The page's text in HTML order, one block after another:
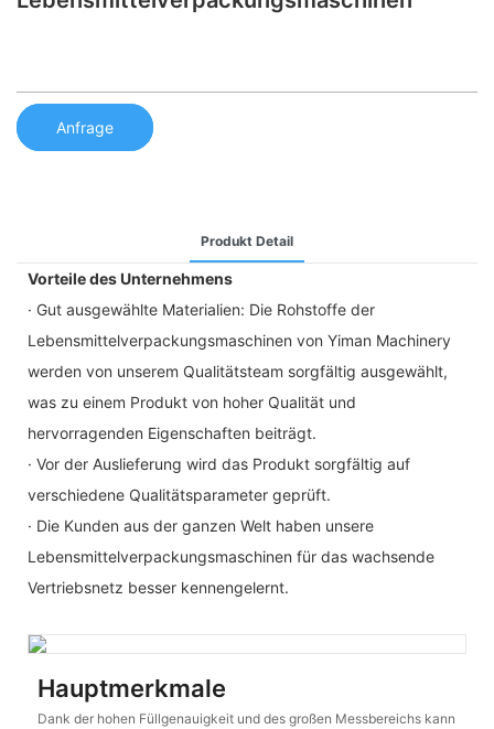
Anfrage
Produkt Detail
Vorteile des Unternehmens
· Gut ausgewählte Materialien: Die Rohstoffe der
Lebensmittelverpackungsmaschinen von Yiman Machinery
werden von unserem Qualitätsteam sorgfältig ausgewählt,
was zu einem Produkt von hoher Qualität und
hervorragenden Eigenschaften beiträgt.
· Vor der Auslieferung wird das Produkt sorgfältig auf
verschiedene Qualitätsparameter geprüft.
· Die Kunden aus der ganzen Welt haben unsere
Lebensmittelverpackungsmaschinen für das wachsende
Vertriebsnetz besser kennengelernt.
Hauptmerkmale
Dank der hohen Füllgenauigkeit und des großen Messbereichs kann